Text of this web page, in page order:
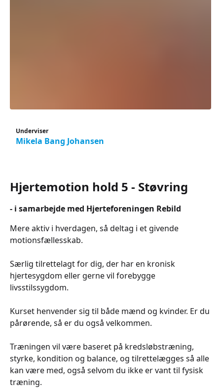
Underviser
Mikela Bang Johansen
Hjertemotion hold 5 - Støvring
- i samarbejde med Hjerteforeningen Rebild
Mere aktiv i hverdagen, så deltag i et givende
motionsfællesskab.
Særlig tilrettelagt for dig, der har en kronisk
hjertesygdom eller gerne vil forebygge
livsstilssygdom.
Kurset henvender sig til både mænd og kvinder. Er du
pårørende, så er du også velkommen.
Træningen vil være baseret på kredsløbstræning,
styrke, kondition og balance, og tilrettelægges så alle
kan være med, også selvom du ikke er vant til fysisk
træning.